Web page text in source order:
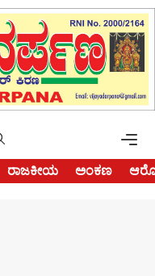
ರಾಜಕೀಯ ಅಂಕಣ